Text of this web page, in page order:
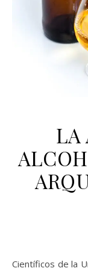
LA
Científicos de la